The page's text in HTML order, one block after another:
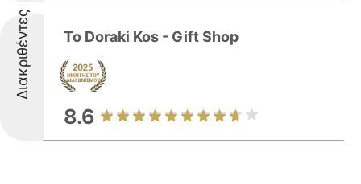
Διακριθέντες To Doraki Kos - Gift Shop
8.6